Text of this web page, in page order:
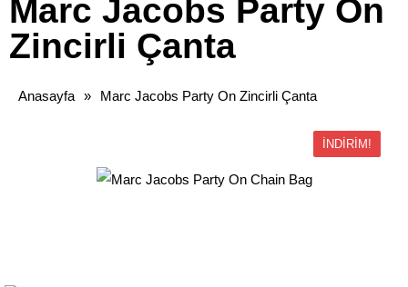
Marc Jacobs Party On
Zincirli Çanta
Anasayfa » Marc Jacobs Party On Zincirli Çanta
İNDIRIM!